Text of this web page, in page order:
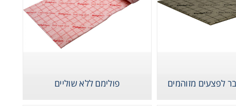
לפצעים מזוהמים פולימם ללא שוליים